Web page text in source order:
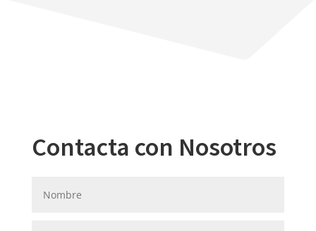
Contacta con Nosotros